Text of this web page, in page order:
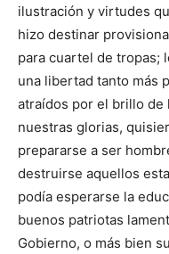
ilustración y virtudes
hizo destinar
para cuartel de tropas;
una libertad tanto más
atraídos por el brillo de
nuestras glorias,
prepararse a ser
destruirse aquellos
podía esperarse la
buenos patriotas
Gobierno, o más bien